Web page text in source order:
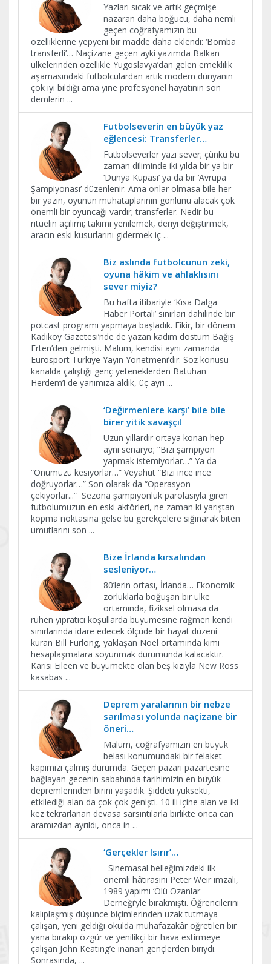
Yazları sıcak ve artık geçmişe
nazaran daha boğucu, daha nemli
geçen coğrafyamızın bu
özelliklerine yepyeni bir madde daha eklendi: ‘Bomba
transferli’… Naçizane geçen ayki yazımda Balkan
ülkelerinden özellikle Yugoslavya’dan gelen emeklilik
aşamasındaki futbolculardan artık modern dünyanın
çok iyi bildiği ama yine profesyonel hayatının son
demlerin ...
Futbolseverin en büyük yaz
eğlencesi: Transferler…
Futbolseverler yazı sever; çünkü bu
zaman diliminde iki yılda bir ya bir
‘Dünya Kupası’ ya da bir ‘Avrupa
Şampiyonası’ düzenlenir. Ama onlar olmasa bile her
bir yazın, oyunun muhataplarının gönlünü alacak çok
önemli bir oyuncağı vardır; transferler. Nedir bu
ritüelin açılımı; takımı yenilemek, deriyi değiştirmek,
aracın eski kusurlarını gidermek iç ...
Biz aslında futbolcunun zeki,
oyuna hâkim ve ahlaklısını
sever miyiz?
Bu hafta itibariyle ‘Kısa Dalga
Haber Portalı’ sınırları dahilinde bir
potcast programı yapmaya başladık. Fikir, bir dönem
Kadıköy Gazetesi’nde de yazan kadim dostum Bağış
Erten’den gelmişti. Malum, kendisi aynı zamanda
Eurosport Türkiye Yayın Yönetmeni’dir. Söz konusu
kanalda çalıştığı genç yeteneklerden Batuhan
Herdem’i de yanımıza aldık, üç ayrı ...
‘Değirmenlere karşı’ bile bile
birer yitik savaşçı!
Uzun yıllardır ortaya konan hep
aynı senaryo; “Bizi şampiyon
yapmak istemiyorlar…” Ya da
“Önümüzü kesiyorlar…” Veyahut “Bizi ince ince
doğruyorlar…” Son olarak da “Operasyon
çekiyorlar...” Sezona şampiyonluk parolasıyla giren
futbolumuzun en eski aktörleri, ne zaman ki yarıştan
kopma noktasına gelse bu gerekçelere sığınarak biten
umutlarını son ...
Bize İrlanda kırsalından
sesleniyor…
80’lerin ortası, İrlanda… Ekonomik
zorluklarla boğuşan bir ülke
ortamında, fiziksel olmasa da
ruhen yıpratıcı koşullarda büyümesine rağmen kendi
sınırlarında idare edecek ölçüde bir hayat düzeni
kuran Bill Furlong, yaklaşan Noel ortamında kimi
hesaplaşmalara soyunmak durumunda kalacaktır.
Karısı Eileen ve büyümekte olan beş kızıyla New Ross
kasabas ...
Deprem yaralarının bir nebze
sarılması yolunda naçizane bir
öneri…
Malum, coğrafyamızın en büyük
belası konumundaki bir felaket
kapımızı çalmış durumda. Geçen pazarı pazartesine
bağlayan gecenin sabahında tarihimizin en büyük
depremlerinden birini yaşadık. Şiddeti yüksekti,
etkilediği alan da çok çok genişti. 10 ili içine alan ve iki
kez tekrarlanan devasa sarsıntılarla birlikte onca can
aramızdan ayrıldı, onca in ...
‘Gerçekler Isırır’…
Sinemasal belleğimizdeki ilk
önemli hâtırasını Peter Weir imzalı,
1989 yapımı ‘Ölü Ozanlar
Derneği’yle bırakmıştı. Öğrencilerini
kalıplaşmış düşünce biçimlerinden uzak tutmaya
çalışan, yeni geldiği okulda muhafazakâr öğretileri bir
yana bırakıp özgür ve yenilikçi bir hava estirmeye
çalışan John Keating’e inanan gençlerden biriydi.
Sonrasında, ...